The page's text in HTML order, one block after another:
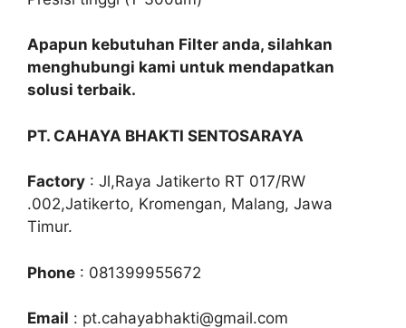
Apapun kebutuhan Filter anda, silahkan
menghubungi kami untuk mendapatkan
solusi terbaik.
PT. CAHAYA BHAKTI SENTOSARAYA
Factory : Jl,Raya Jatikerto RT 017/RW
.002,Jatikerto, Kromengan, Malang, Jawa
Timur.
Phone : 081399955672
Email : pt.cahayabhakti@gmail.com